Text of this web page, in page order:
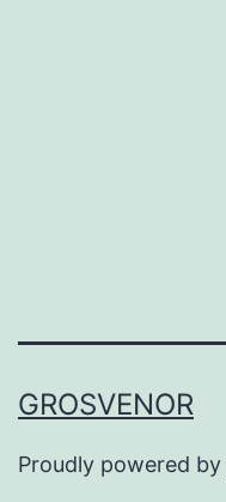
GROSVENOR
Proudly powered by